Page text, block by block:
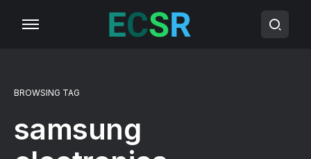
BROWSING TAG
samsung